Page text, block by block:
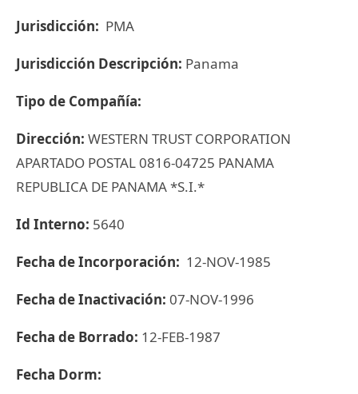
Jurisdicción: PMA
Jurisdicción Descripción: Panama
Tipo de Compañía:
Dirección: WESTERN TRUST CORPORATION
APARTADO POSTAL 0816-04725 PANAMA
REPUBLICA DE PANAMA *S.I.*
Id Interno: 5640
Fecha de Incorporación: 12-NOV-1985
Fecha de Inactivación: 07-NOV-1996
Fecha de Borrado: 12-FEB-1987
Fecha Dorm: